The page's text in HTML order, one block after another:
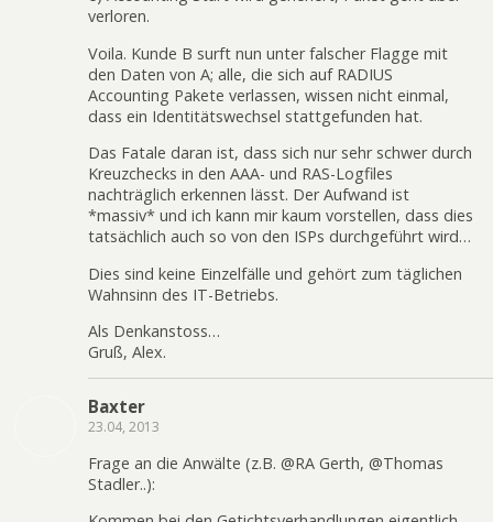
verloren.
Voila. Kunde B surft nun unter falscher Flagge mit
den Daten von A; alle, die sich auf RADIUS
Accounting Pakete verlassen, wissen nicht einmal,
dass ein Identitätswechsel stattgefunden hat.
Das Fatale daran ist, dass sich nur sehr schwer durch
Kreuzchecks in den AAA- und RAS-Logfiles
nachträglich erkennen lässt. Der Aufwand ist
*massiv* und ich kann mir kaum vorstellen, dass dies
tatsächlich auch so von den ISPs durchgeführt wird…
Dies sind keine Einzelfälle und gehört zum täglichen
Wahnsinn des IT-Betriebs.
Als Denkanstoss…
Gruß, Alex.
Baxter
23.04, 2013
Frage an die Anwälte (z.B. @RA Gerth, @Thomas
Stadler..):